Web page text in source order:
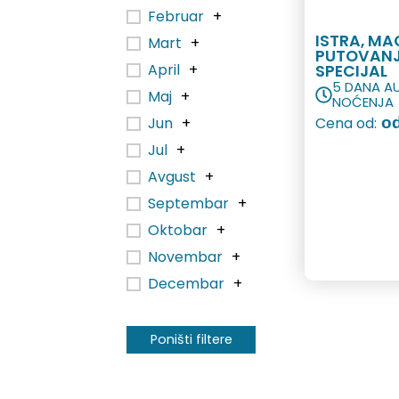
Februar +
Mart +
April +
Maj +
Jun +
Jul +
Avgust +
Septembar +
Oktobar +
Novembar +
Decembar +
Poništi filtere
ISTRA,
SPECIJAL
5 DANA
NOĆENJA
Cena od: